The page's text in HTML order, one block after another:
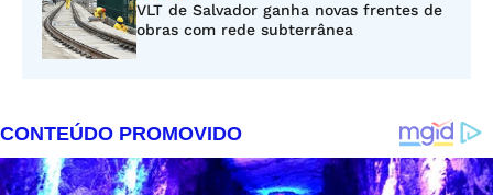
VLT de Salvador ganha novas frentes de
obras com rede subterrânea